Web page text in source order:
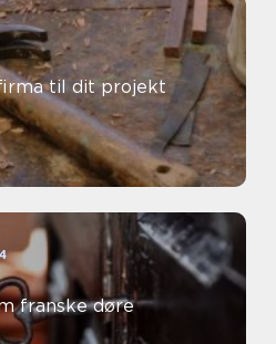
til dit projekt
franske døre